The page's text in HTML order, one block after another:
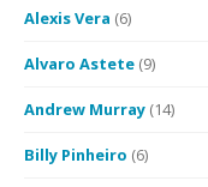
Alexis Vera (6)
Alvaro Astete (9)
Andrew Murray (14)
Billy Pinheiro (6)